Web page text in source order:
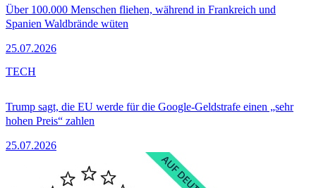
Über 100.000 Menschen fliehen, während in Frankreich und
Spanien Waldbrände wüten
25.07.2026
Trump sagt, die EU werde für die Google-Geldstrafe einen „sehr
hohen Preis“ zahlen
25.07.2026
TECH